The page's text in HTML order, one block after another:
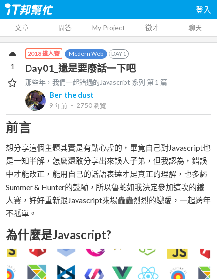
登入
文章 問答 My Project 徵才 聊天
2018 鐵人賽 Modern Web DAY 1
Day01_還是要廢話一下吧
那些年，我們一起錯過的Javascript 系列 第 1 篇
Ben the dust
9 年前 ‧ 2750瀏覽
1
前言
想分享這個主題其實是有點心虛的，畢竟自己對Javascript也
是一知半解，怎麼還敢分享出來誤人子弟，但我認為，錯誤
中才能改正，能用自己的話語表達才是真正的理解，也多虧
Summer & Hunter的鼓勵，所以魯蛇如我決定參加這次的鐵
人賽，好好重新跟Javascript來場轟轟烈烈的戀愛，一起跨年
不孤單。
為什麼是Javascript?